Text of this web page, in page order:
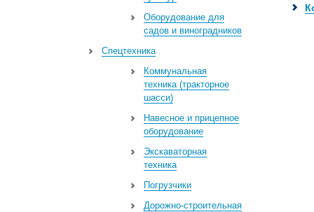
Оборудование для
садов и виноградников
Спецтехника
Коммунальная
техника (тракторное
шасси)
Навесное и прицепное
оборудование
Экскаваторная
техника
Погрузчики
Дорожно-строительная